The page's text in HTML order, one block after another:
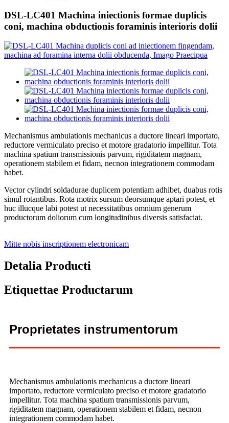
DSL-LC401 Machina iniectionis formae duplicis
coni, machina obductionis foraminis interioris dolii
Mechanismus ambulationis mechanicus a ductore lineari importato,
reductore vermiculato preciso et motore gradatorio impellitur. Tota
machina spatium transmissionis parvum, rigiditatem magnam,
operationem stabilem et fidam, necnon integrationem commodam
habet.
Vector cylindri soldadurae duplicem potentiam adhibet, duabus rotis
simul rotantibus. Rota motrix sursum deorsumque aptari potest, et
huc illucque labi potest ut necessitatibus omnium generum
productorum doliorum cum longitudinibus diversis satisfaciat.
Mitte nobis inscriptionem electronicam
Detalia Producti
Etiquettae Productarum
Proprietates instrumentorum
Mechanismus ambulationis mechanicus a ductore lineari
importato, reductore vermiculato preciso et motore gradatorio
impellitur. Tota machina spatium transmissionis parvum,
rigiditatem magnam, operationem stabilem et fidam, necnon
integrationem commodam habet.